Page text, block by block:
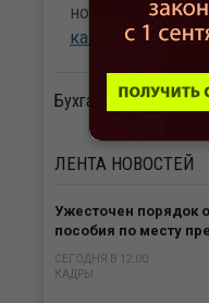
новостям сайта
каналеи канале
Бухгалтерия.ру
ЛЕНТА НОВОСТЕЙ
Ужесточен порядок
пособия по месту
СЕГОДНЯ В 12:00
КАДРЫ